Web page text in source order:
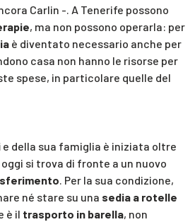
Carlin -. A Tenerife possono
, ma non possono operarla: per
è diventato necessario anche per
casa non hanno le risorse per
spese, in particolare quelle del
e della sua famiglia è iniziata oltre
si trova di fronte a un nuovo
. Per la sua condizione,
né stare su una sedia a rotelle
è il trasporto in barella, non